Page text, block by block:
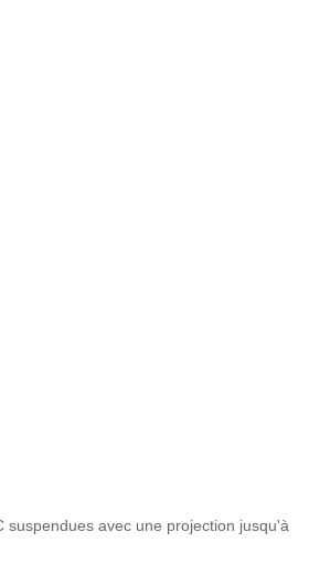
suspendues avec une projection jusqu'à